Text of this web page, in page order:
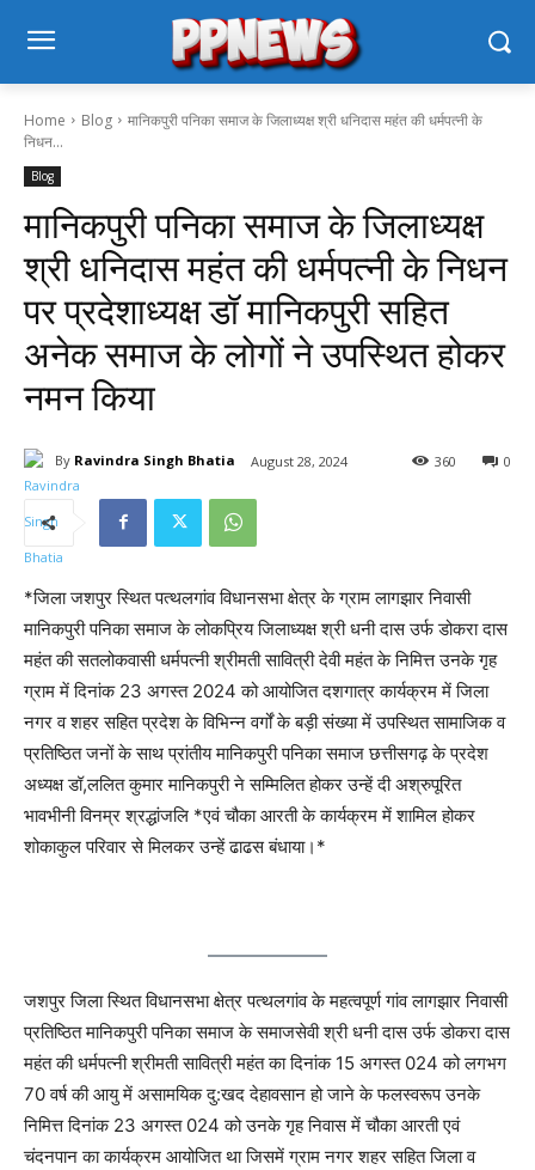
Home Blog
मानिकपुरी पनिका समाज के जिलाध्यक्ष श्री धनिदास महंत की धर्मपत्नी के
निधन...
Blog
मानिकपुरी पनिका समाज के जिलाध्यक्ष
श्री धनिदास महंत की धर्मपत्नी के निधन
पर प्रदेशाध्यक्ष डॉ मानिकपुरी सहित
अनेक समाज के लोगों ने उपस्थित होकर
नमन किया
By Ravindra Singh Bhatia August 28, 2024 0
360
*जिला जशपुर स्थित पत्थलगांव विधानसभा क्षेत्र के ग्राम लागझार निवासी
मानिकपुरी पनिका समाज के लोकप्रिय जिलाध्यक्ष श्री धनी दास उर्फ डोकरा दास
महंत की सतलोकवासी धर्मपत्नी श्रीमती सावित्री देवी महंत के निमित्त उनके गृह
ग्राम में दिनांक 23 अगस्त 2024 को आयोजित दशगात्र कार्यक्रम में जिला
नगर व शहर सहित प्रदेश के विभिन्न वर्गों के बड़ी संख्या में उपस्थित सामाजिक व
प्रतिष्ठित जनों के साथ प्रांतीय मानिकपुरी पनिका समाज छत्तीसगढ़ के प्रदेश
अध्यक्ष डॉ,ललित कुमार मानिकपुरी ने सम्मिलित होकर उन्हें दी अश्रुपूरित
भावभीनी विनम्र श्रद्धांजलि *एवं चौका आरती के कार्यक्रम में शामिल होकर
शोकाकुल परिवार से मिलकर उन्हें ढाढस बंधाया।*
जशपुर जिला स्थित विधानसभा क्षेत्र पत्थलगांव के महत्वपूर्ण गांव लागझार निवासी
प्रतिष्ठित मानिकपुरी पनिका समाज के समाजसेवी श्री धनी दास उर्फ डोकरा दास
महंत की धर्मपत्नी श्रीमती सावित्री महंत का दिनांक 15 अगस्त 024 को लगभग
70 वर्ष की आयु में असामयिक दु:खद देहावसान हो जाने के फलस्वरूप उनके
निमित्त दिनांक 23 अगस्त 024 को उनके गृह निवास में चौका आरती एवं
चंदनपान का कार्यक्रम आयोजित था जिसमें ग्राम नगर शहर सहित जिला व